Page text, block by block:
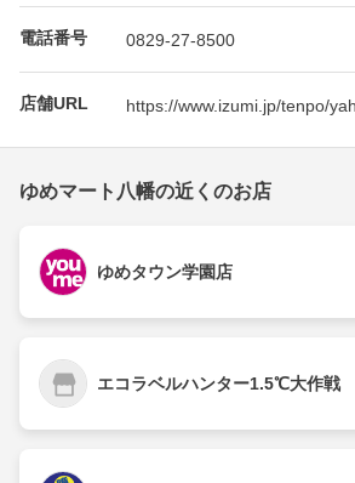
電話番号 0829-27-8500
店舗URL https://www.izumi.jp/tenpo/
ゆめマート八幡の近くのお店
ゆめタウン学園店
エコラベルハンター1.5℃大作戦